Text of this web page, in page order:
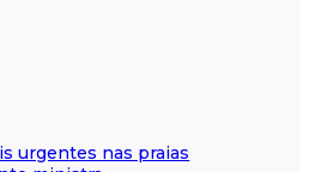
urgentes nas praias